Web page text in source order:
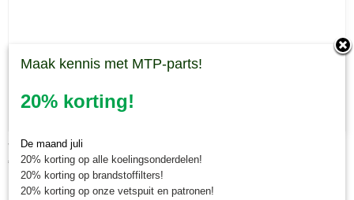
Verf Kubota kleuren
€ 31,58
Maak kennis met MTP-parts!
20% korting!
De maand juli
20% korting op alle koelingsonderdelen!
20% korting op brandstoffilters!
20% korting op onze vetspuit en patronen!